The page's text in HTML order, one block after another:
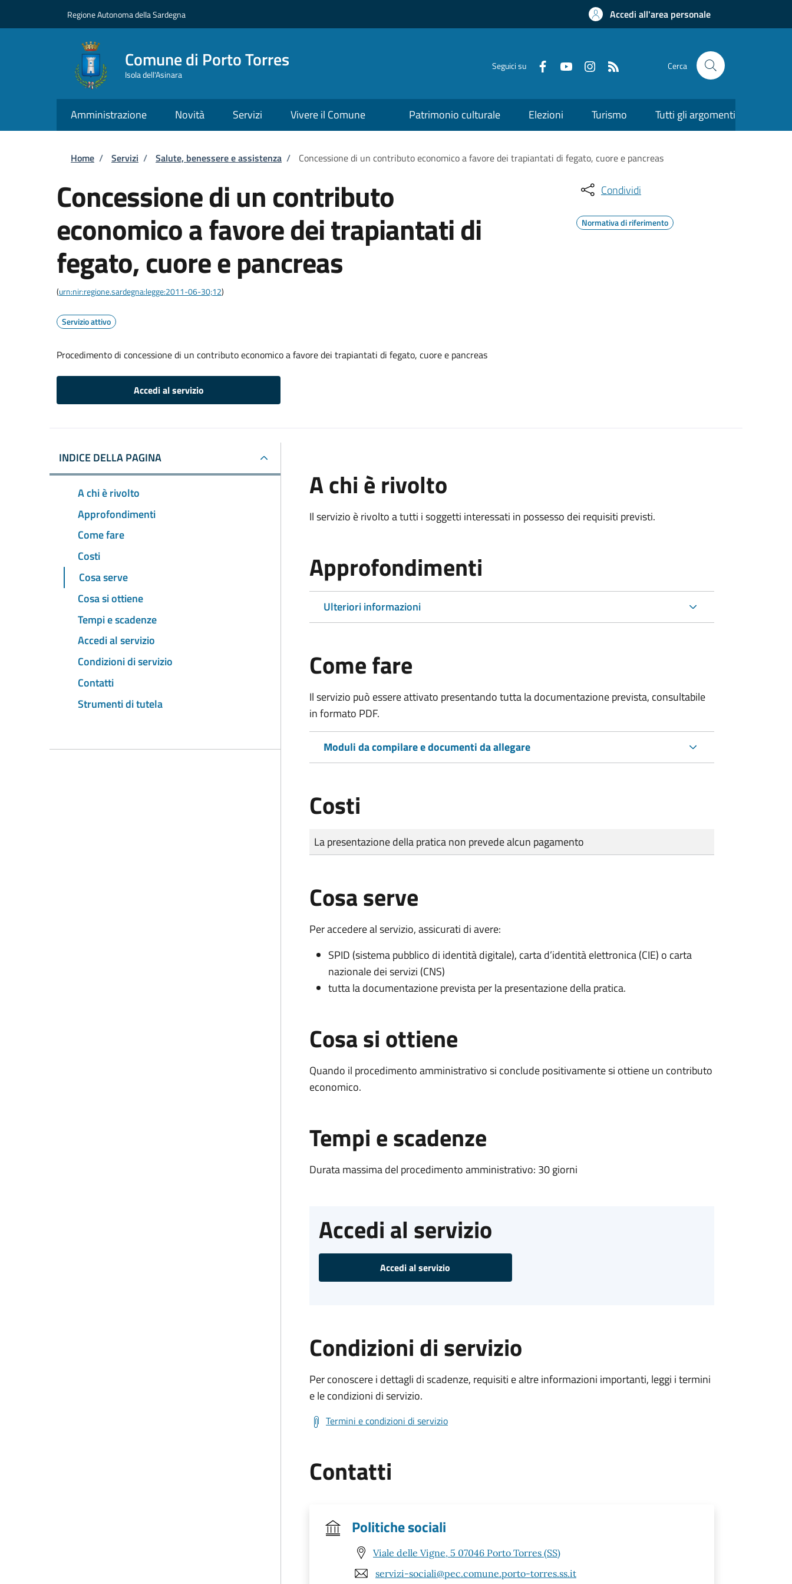
Regione Autonoma della Sardegna Accedi all'area personale
Comune di Porto Torres
Isola dell'Asinara
Seguici su Cerca
Amministrazione Novità Servizi Vivere il Comune Patrimonio culturale Elezioni Turismo Tutti gli argomenti
Briciole di pane
Home / Servizi / Salute, benessere e assistenza / Concessione di un contributo economico a favore dei trapiantati di fegato, cuore e pancreas
Concessione di un contributo
economico a favore dei trapiantati di
fegato, cuore e pancreas
(urn:nir:regione.sardegna:legge:2011-06-30;12)
Servizio attivo
Procedimento di concessione di un contributo economico a favore dei trapiantati di fegato, cuore e pancreas
Accedi al servizio
Condividi
Normativa di riferimento
INDICE DELLA PAGINA
A chi è rivolto
Approfondimenti
Come fare
Costi
Cosa serve
Cosa si ottiene
Tempi e scadenze
Accedi al servizio
Condizioni di servizio
Contatti
Strumenti di tutela
A chi è rivolto
Il servizio è rivolto a tutti i soggetti interessati in possesso dei requisiti previsti.
Approfondimenti
Ulteriori informazioni
Come fare
Il servizio può essere attivato presentando tutta la documentazione prevista, consultabile
in formato PDF.
Moduli da compilare e documenti da allegare
Costi
Tipo di pagamento
Importo
La presentazione della pratica non prevede alcun pagamento
Cosa serve
Per accedere al servizio, assicurati di avere:
SPID (sistema pubblico di identità digitale), carta d’identità elettronica (CIE) o carta
nazionale dei servizi (CNS)
tutta la documentazione prevista per la presentazione della pratica.
Cosa si ottiene
Quando il procedimento amministrativo si conclude positivamente si ottiene un contributo
economico.
Tempi e scadenze
Durata massima del procedimento amministrativo: 30 giorni
Accedi al servizio
Accedi al servizio
Condizioni di servizio
Per conoscere i dettagli di scadenze, requisiti e altre informazioni importanti, leggi i termini
e le condizioni di servizio.
Termini e condizioni di servizio
Contatti
Politiche sociali
Viale delle Vigne, 5 07046 Porto Torres (SS)
servizi-sociali@pec.comune.porto-torres.ss.it